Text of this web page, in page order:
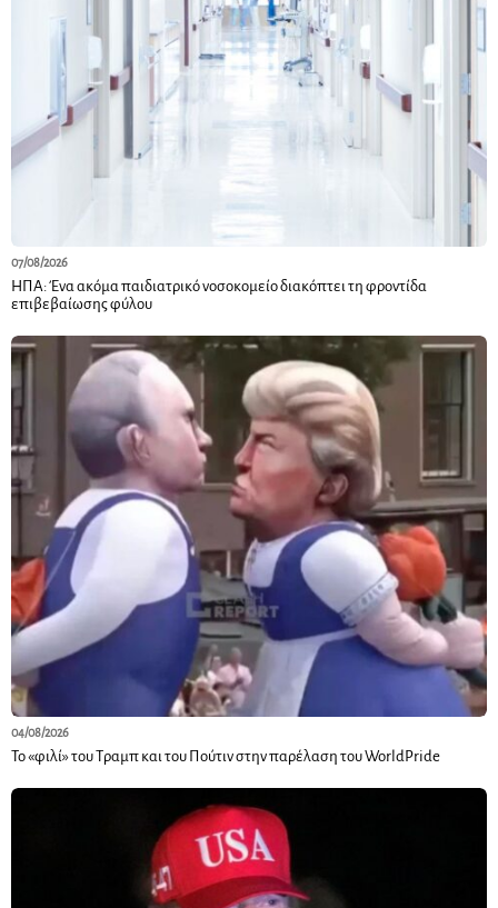
07/08/2026
ΗΠΑ: Ένα ακόμα παιδιατρικό νοσοκομείο διακόπτει τη φροντίδα
επιβεβαίωσης φύλου
04/08/2026
Το «φιλί» του Τραμπ και του Πούτιν στην παρέλαση του WorldPride